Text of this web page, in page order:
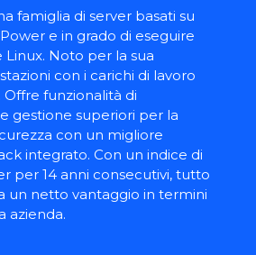
famiglia di server basati su
e in grado di eseguire
Linux. Noto per la sua
con i carichi di lavoro
funzionalità di
gestione superiori per la
con un migliore
integrato. Con un indice di
per 14 anni consecutivi, tutto
un netto vantaggio in termini
azienda.